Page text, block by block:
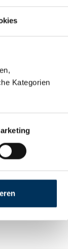
Kategorien